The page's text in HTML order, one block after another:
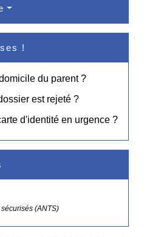
!
du parent ?
est rejeté ?
d'identité en urgence ?
(ANTS)